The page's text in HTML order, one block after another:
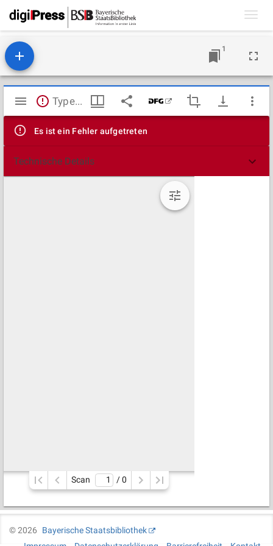
1
Mirador
Viewer
TypeError: Failed to fetch
Es ist ein Fehler aufgetreten
Technische Details
Scan / 0
©2026
Bayerische Staatsbibliothek